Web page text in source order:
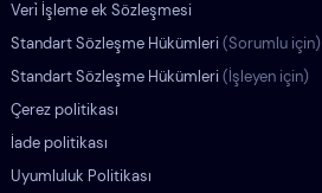
Veri̇ İşleme ek Sözleşmesi
Standart Sözleşme Hükümleri(Sorumlu için)
Standart Sözleşme Hükümleri(İşleyen için)
Çerez politikası
İade politikası
Uyumluluk Politikası